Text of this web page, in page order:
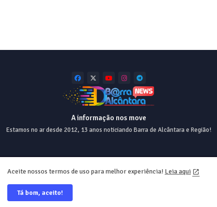
A informação nos move
Estamos no ar desde 2012, 13 anos noticiando Barra de Alcântara e Região!
Desde 2012 💯 Desing e Web ❤️ @equiperrs
Home About Contact us Privacy Policy
Aceite nossos termos de uso para melhor experiência! Leia aqui
Tá bom, aceito!